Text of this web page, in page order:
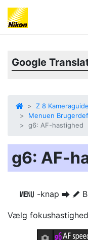
Google
Z 8 Kameraguide
Menuen
g6: AF-hastighed
g6: AF-
G -knap U A
Vælg